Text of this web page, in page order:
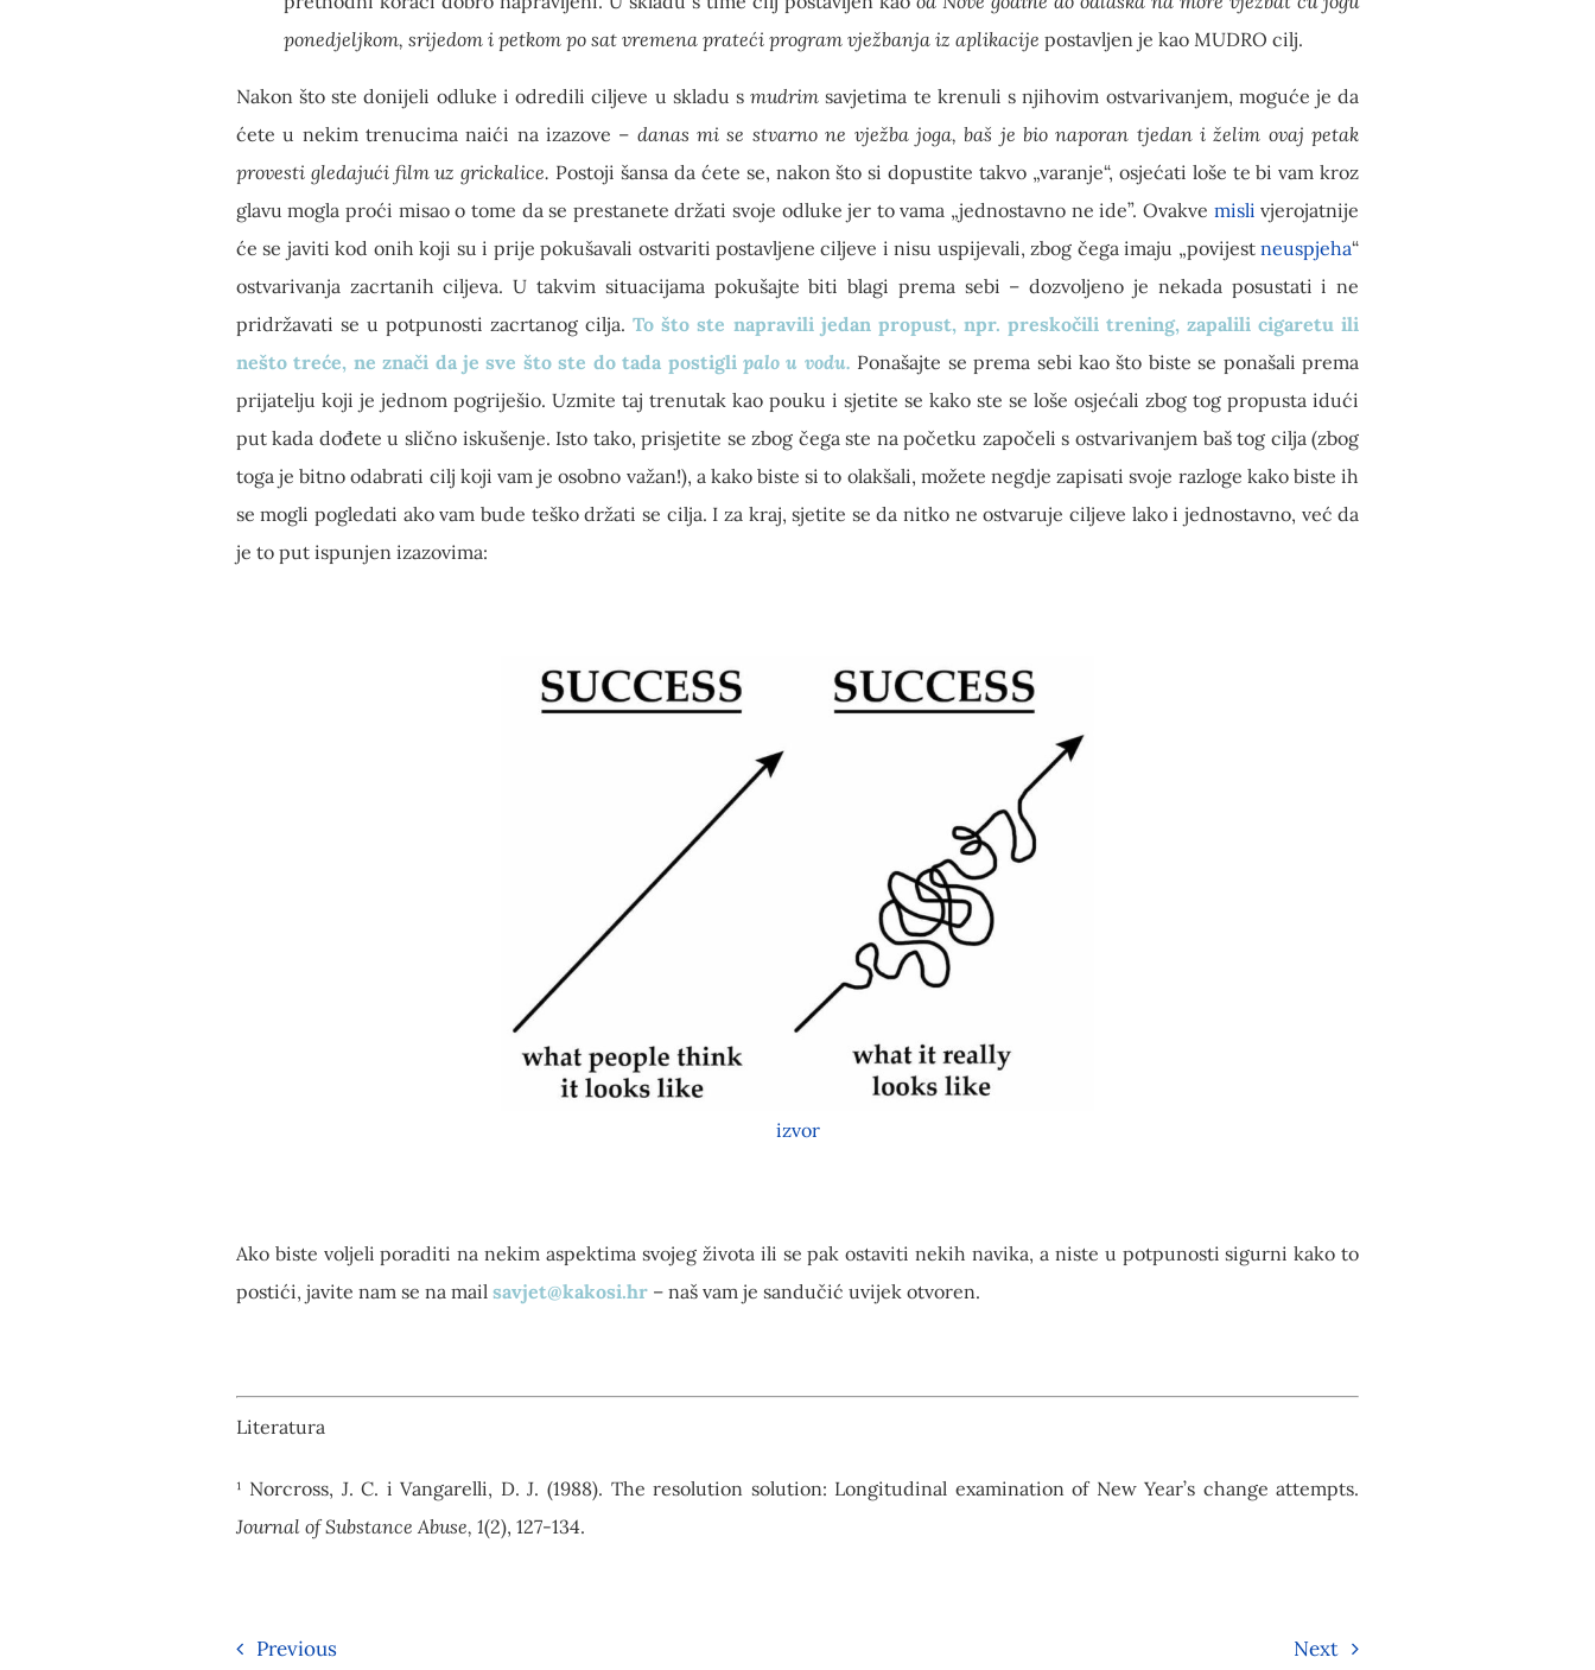
ponedjeljkom, srijedom i petkom po sat vremena prateći program vježbanja iz aplikacije postavljen je kao MUDRO cilj.
Nakon što ste donijeli odluke i odredili ciljeve u skladu smudrim savjetima te krenuli s njihovim ostvarivanjem, moguće je da
ćete u nekim trenucima naići na izazove – danas mi se stvarno ne vježba joga, baš je bio naporan tjedan i želim ovaj petak
provesti gledajući film uz grickalice. Postoji šansa da ćete se, nakon što si dopustite takvo „varanje“, osjećati loše te bi vam kroz
glavu mogla proći misao o tome da se prestanete držati svoje odluke jer to vama „jednostavno ne ide”. Ovakve misli vjerojatnije
će se javiti kod onih koji su i prije pokušavali ostvariti postavljene ciljeve i nisu uspijevali, zbog čega imaju „povijest neuspjeha“
ostvarivanja zacrtanih ciljeva. U takvim situacijama pokušajte biti blagi prema sebi – dozvoljeno je nekada posustati i ne
pridržavati se u potpunosti zacrtanog cilja.To što ste napravili jedan propust, npr. preskočili trening, zapalili cigaretu ili
nešto treće, ne znači da je sve što ste do tada postigli palo u vodu. Ponašajte se prema sebi kao što biste se ponašali prema
prijatelju koji je jednom pogriješio. Uzmite taj trenutak kao pouku i sjetite se kako ste se loše osjećali zbog tog propusta idući
put kada dođete u slično iskušenje. Isto tako, prisjetite se zbog čega ste na početku započeli s ostvarivanjem baš tog cilja (zbog
toga je bitno odabrati cilj koji vam je osobno važan!), a kako biste si to olakšali, možete negdje zapisati svoje razloge kako biste ih
se mogli pogledati ako vam bude teško držati se cilja. I za kraj, sjetite se da nitko ne ostvaruje ciljeve lako i jednostavno, već da
je to put ispunjen izazovima:
izvor
Ako biste voljeli poraditi na nekim aspektima svojeg života ili se pak ostaviti nekih navika, a niste u potpunosti sigurni kako to
postići, javite nam se na mail savjet@kakosi.hr– naš vam je sandučić uvijek otvoren.
Literatura
¹ Norcross, J. C. i Vangarelli, D. J. (1988). The resolution solution: Longitudinal examination of New Year’s change attempts.
Journal of Substance Abuse, 1(2), 127-134.
Previous Next